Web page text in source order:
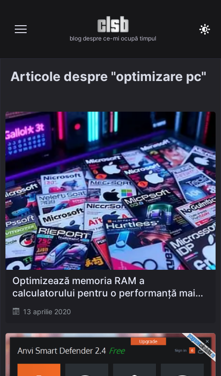
content
blog despre ce-mi ocupă timpul
Articole despre "optimizare pc"
Posted
13 aprilie 2020
Optimizează memoria RAM a
calculatorului pentru o performanță mai
bună